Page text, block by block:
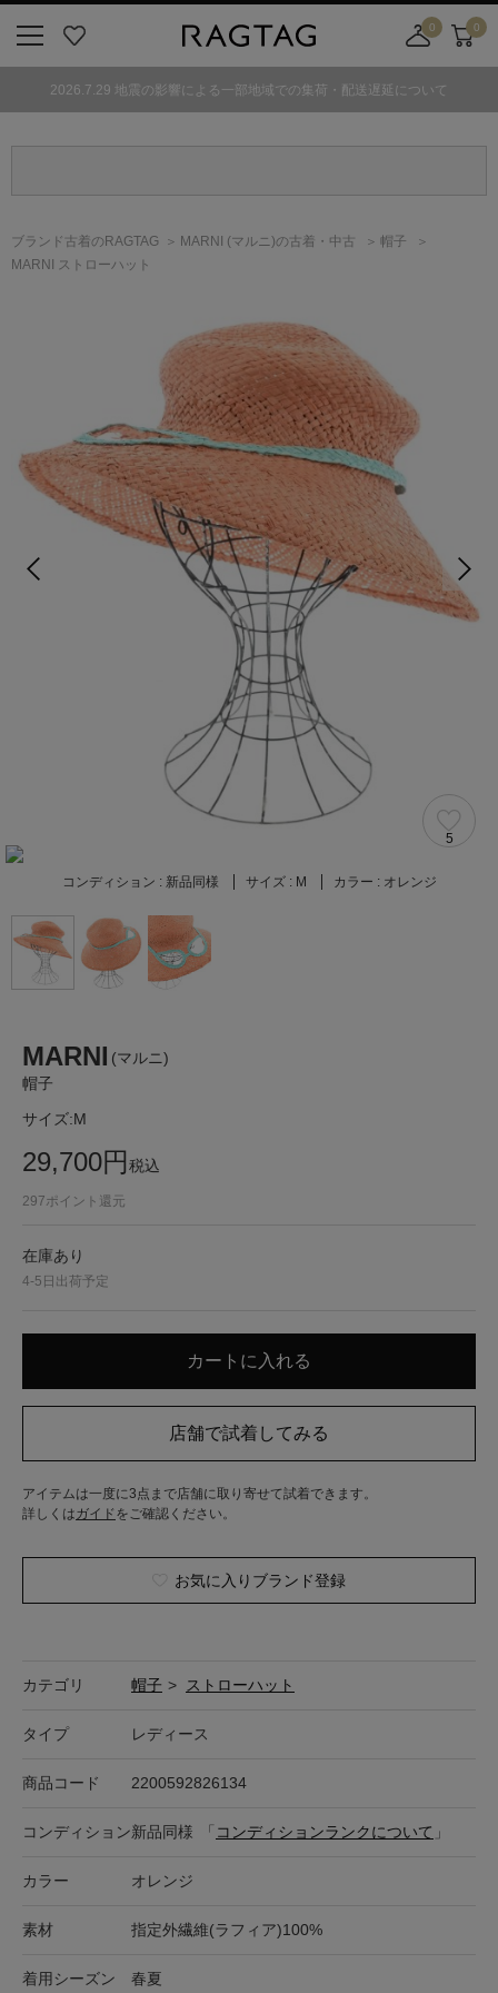
気
0
舗
カ
ト
0
2026.7.29 地震の影響による一部地域での集荷・配送遅延について
ブランド古着のRAGTAG MARNI (マルニ)の古着・中古
帽子
MARNI ストローハット
5
コンディション : 新品同様 サイズ : M カラー : オレンジ
MARNI (マルニ)
帽子
サイズ:M
29,700円税込
297ポイント還元
在庫あり
4-5日出荷予定
アイテムは一度に3点まで店舗に取り寄せて試着できます。
詳しくはガイド をご確認ください。
お気に入りブランド登録
カテゴリ 帽子 > ストローハット
タイプ レディース
商品コード 2200592826134
コンディション新品同様 「 コンディションランクについて 」
カラー オレンジ
素材 指定外繊維(ラフィア)100%
着用シーズン 春夏